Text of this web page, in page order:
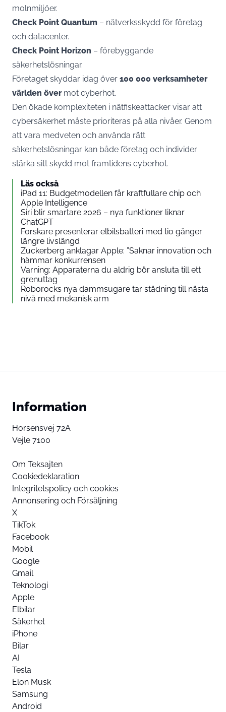
molnmiljöer.
Check Point Quantum – nätverksskydd för företag
och datacenter.
Check Point Horizon – förebyggande
säkerhetslösningar.
Företaget skyddar idag över 100 000 verksamheter
världen övermot cyberhot.
Den ökade komplexiteten i nätfiskeattacker visar att
cybersäkerhet måste prioriteras på alla nivåer. Genom
att vara medveten och använda rätt
säkerhetslösningar kan både företag och individer
stärka sitt skydd mot framtidens cyberhot.
Läs också
iPad 11: Budgetmodellen får kraftfullare chip och
Apple Intelligence
Siri blir smartare 2026 – nya funktioner liknar
ChatGPT
Forskare presenterar elbilsbatteri med tio gånger
längre livslängd
Zuckerberg anklagar Apple: ”Saknar innovation och
hämmar konkurrensen
Varning: Apparaterna du aldrig bör ansluta till ett
grenuttag
Roborocks nya dammsugare tar städning till nästa
nivå med mekanisk arm
Information
Horsensvej 72A
Vejle 7100
Om Teksajten
Cookiedeklaration
Integritetspolicy och cookies
Annonsering och Försäljning
X
TikTok
Facebook
Mobil
Google
Gmail
Teknologi
Apple
Elbilar
Säkerhet
iPhone
Bilar
AI
Tesla
Elon Musk
Samsung
Android